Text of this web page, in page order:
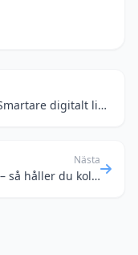
Sluta ge bort din primära e-post: Smartare digitalt liv för ditt smarta hem
Nästa
Reseperbjudanden och "skräppost" – så håller du koll på dina mejl!